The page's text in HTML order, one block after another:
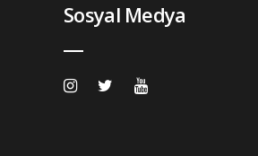
Sosyal Medya